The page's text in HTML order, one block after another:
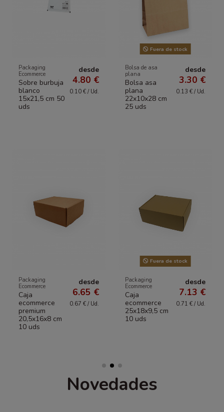
Packaging
Ecommerce
Sobre burbuja
blanco
15x21,5 cm 50
uds
desde
4.80 €
0.10 € / Ud.
Fuera de stock
Bolsa de asa
plana
Bolsa asa
plana
22x10x28 cm
25 uds
desde
3.30 €
0.13 € / Ud.
Packaging
Ecommerce
Caja
ecommerce
premium
20,5x16x8 cm
10 uds
desde
6.65 €
0.67 € / Ud.
Fuera de stock
Packaging
Ecommerce
Caja
ecommerce
25x18x9,5 cm
10 uds
desde
7.13 €
0.71 € / Ud.
Novedades